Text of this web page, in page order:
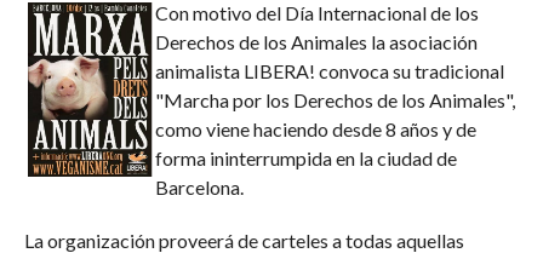
Con motivo del Día Internacional de los
Derechos de los Animales la asociación
animalista LIBERA! convoca su tradicional
"Marcha por los Derechos de los Animales",
como viene haciendo desde 8 años y de
forma ininterrumpida en la ciudad de
Barcelona.
La organización proveerá de carteles a todas aquellas